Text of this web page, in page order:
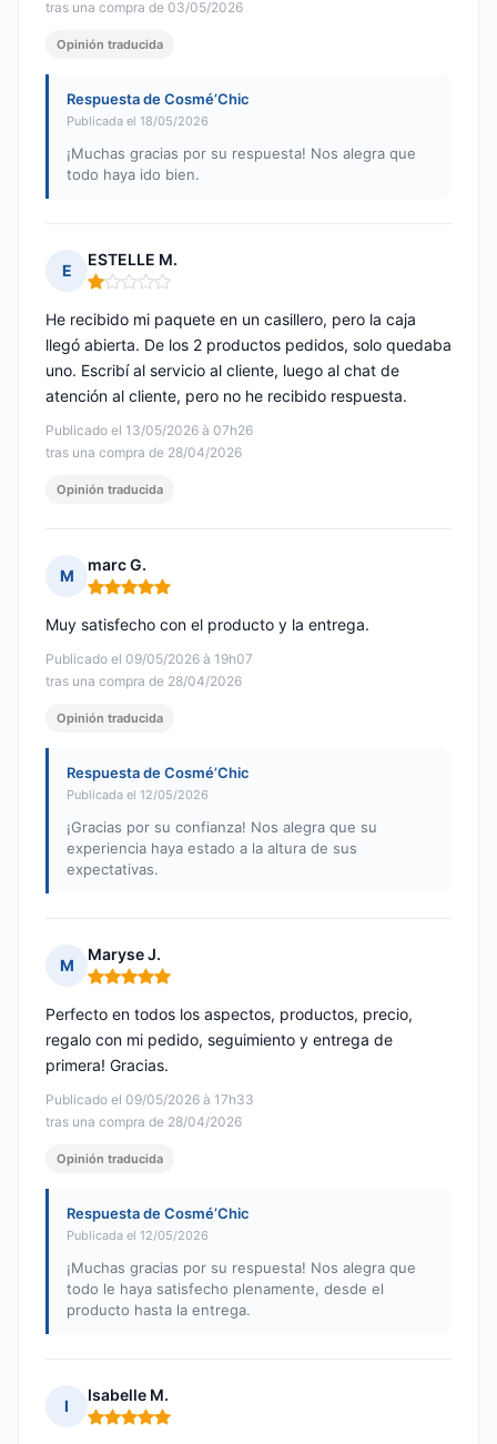
tras una compra de 03/05/2026
Opinión traducida
Respuesta de Cosmé’Chic
Publicada el 18/05/2026
¡Muchas gracias por su respuesta! Nos alegra que
todo haya ido bien.
E
ESTELLE M.
Nota: 1 de 5
Publicado el 13/05/2026 à 07h26
tras una compra de 28/04/2026
He recibido mi paquete en un casillero, pero la caja
llegó abierta. De los 2 productos pedidos, solo quedaba
uno. Escribí al servicio al cliente, luego al chat de
atención al cliente, pero no he recibido respuesta.
Opinión traducida
M
marc G.
Nota: 5 de 5
Publicado el 09/05/2026 à 19h07
tras una compra de 28/04/2026
Muy satisfecho con el producto y la entrega.
Opinión traducida
Respuesta de Cosmé’Chic
Publicada el 12/05/2026
¡Gracias por su confianza! Nos alegra que su
experiencia haya estado a la altura de sus
expectativas.
M
Maryse J.
Nota: 5 de 5
Publicado el 09/05/2026 à 17h33
tras una compra de 28/04/2026
Perfecto en todos los aspectos, productos, precio,
regalo con mi pedido, seguimiento y entrega de
primera! Gracias.
Opinión traducida
Respuesta de Cosmé’Chic
Publicada el 12/05/2026
¡Muchas gracias por su respuesta! Nos alegra que
todo le haya satisfecho plenamente, desde el
producto hasta la entrega.
I
Isabelle M.
Nota: 5 de 5